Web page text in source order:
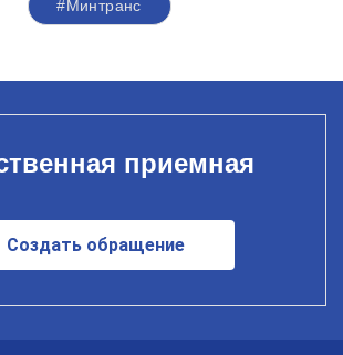
#Минтранс
приемная
Создать обращение